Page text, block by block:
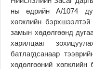
ны өдрийн А/1074
хөгжлийн
замын хөдөлгөөнд
харилцааг
батлагдсанаар
хөдөлгөөний